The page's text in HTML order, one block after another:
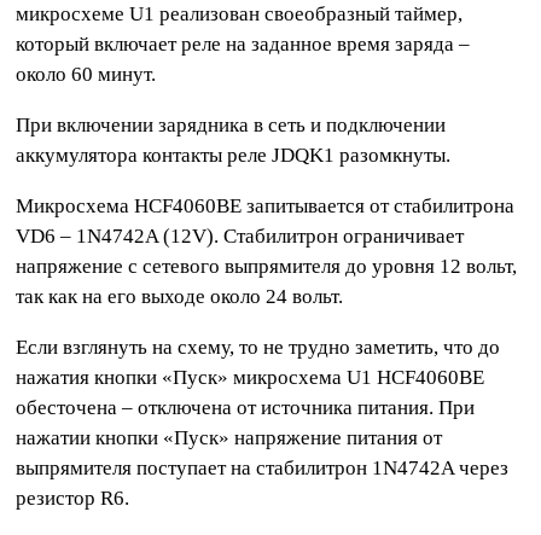
микросхеме U1 реализован своеобразный таймер,
который включает реле на заданное время заряда –
около 60 минут.
При включении зарядника в сеть и подключении
аккумулятора контакты реле JDQK1 разомкнуты.
Микросхема HCF4060BE запитывается от стабилитрона
VD6 – 1N4742A (12V). Стабилитрон ограничивает
напряжение с сетевого выпрямителя до уровня 12 вольт,
так как на его выходе около 24 вольт.
Если взглянуть на схему, то не трудно заметить, что до
нажатия кнопки «Пуск» микросхема U1 HCF4060BE
обесточена – отключена от источника питания. При
нажатии кнопки «Пуск» напряжение питания от
выпрямителя поступает на стабилитрон 1N4742A через
резистор R6.